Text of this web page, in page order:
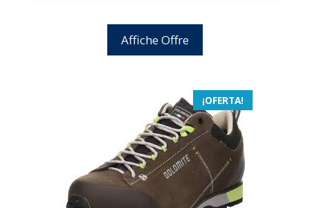
Affiche Offre
¡OFERTA!